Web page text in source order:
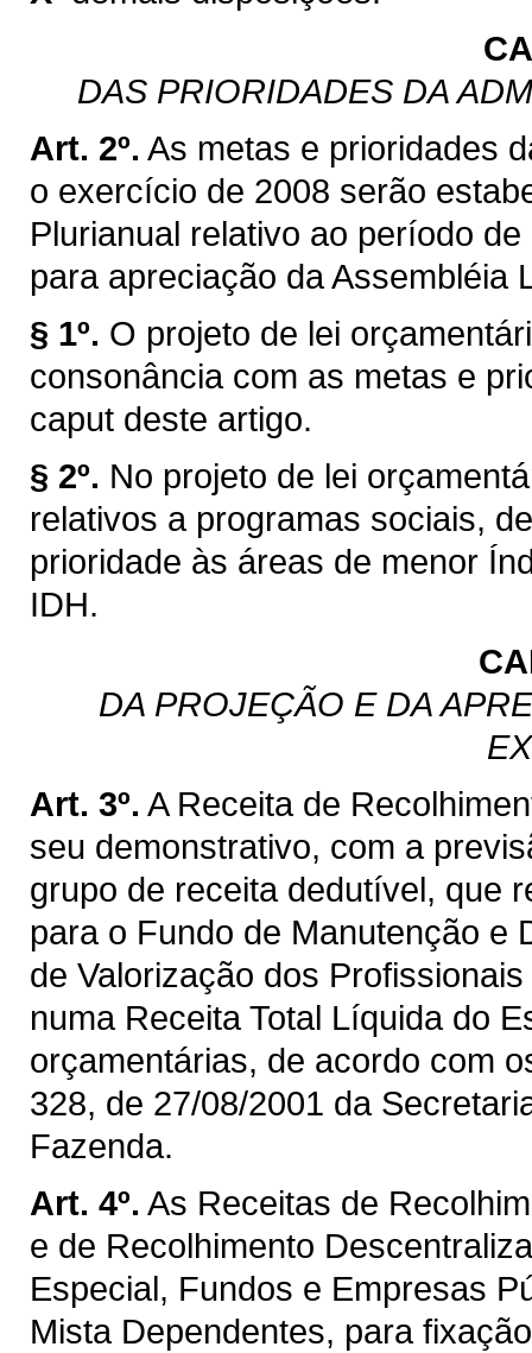
DAS PRIORIDADES DA
Art. 2º. As metas e prioridades
o exercício de 2008 serão
Plurianual relativo ao período
para apreciação da Assembléia
§ 1º. O projeto de lei
consonância com as metas e
caput deste artigo.
§ 2º. No projeto de lei
relativos a programas sociais,
prioridade às áreas de menor
IDH.
DA PROJEÇÃO E DA
Art. 3º. A Receita de
seu demonstrativo, com a
grupo de receita dedutível, que
para o Fundo de Manutenção e
de Valorização dos
numa Receita Total Líquida do
orçamentárias, de acordo com
328, de 27/08/2001 da
Fazenda.
Art. 4º. As Receitas de
e de Recolhimento
Especial, Fundos e Empresas
Mista Dependentes, para